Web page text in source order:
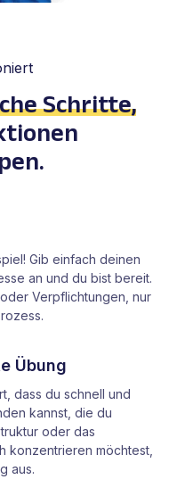
Schritte,
Gib einfach deinen
an und du bist bereit.
Verpflichtungen, nur
Übung
dass du schnell und
kannst, die du
oder das
konzentrieren möchtest,
aus.